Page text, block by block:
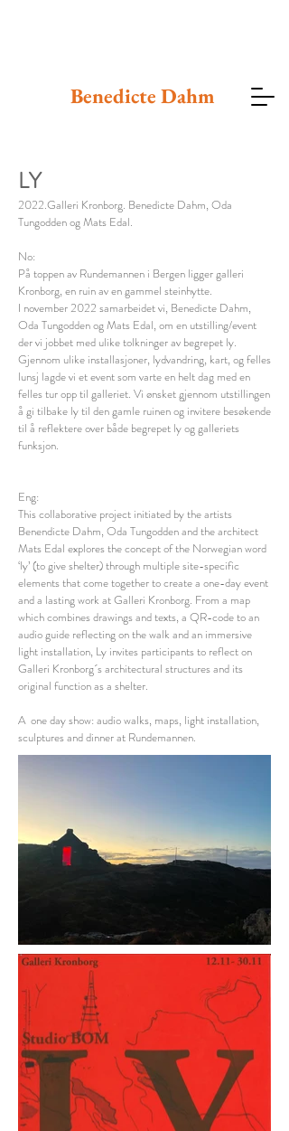
Benedicte Dahm
LY
2022.Galleri Kronborg. Benedicte Dahm, Oda
Tungodden og Mats Edal.
No:
På toppen av Rundemannen i Bergen ligger galleri
Kronborg, en ruin av en gammel steinhytte.
I november 2022 samarbeidet vi, Benedicte Dahm,
Oda Tungodden og Mats Edal, om en utstilling/event
der vi jobbet med ulike tolkninger av begrepet ly.
Gjennom ulike installasjoner, lydvandring, kart, og felles
lunsj lagde vi et event som varte en helt dag med en
felles tur opp til galleriet. Vi ønsket gjennom utstillingen
å gi tilbake ly til den gamle ruinen og invitere besøkende
til å reflektere over både begrepet ly og galleriets
funksjon.
Eng:
This collaborative project initiated by the artists
Benendicte Dahm, Oda Tungodden and the architect
Mats Edal explores the concept of the Norwegian word
‘ly’ (to give shelter) through multiple site-specific
elements that come together to create a one-day event
and a lasting work at Galleri Kronborg. From a map
which combines drawings and texts, a QR-code to an
audio guide reflecting on the walk and an immersive
light installation, Ly invites participants to reflect on
Galleri Kronborg´s architectural structures and its
original function as a shelter.
A one day show: audio walks, maps, light installation,
sculptures and dinner at Rundemannen.